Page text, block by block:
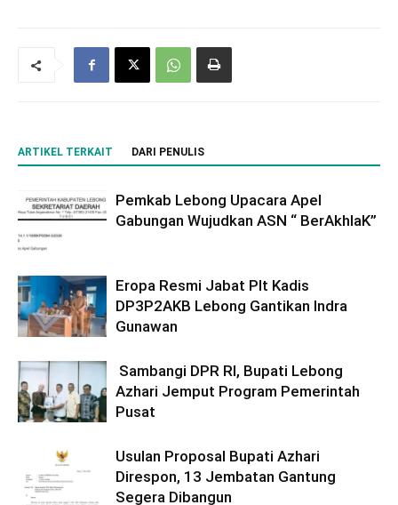
ARTIKEL TERKAIT DARI PENULIS
Pemkab Lebong Upacara Apel
Gabungan Wujudkan ASN “ BerAkhlaK”
Eropa Resmi Jabat Plt Kadis
DP3P2AKB Lebong Gantikan Indra
Gunawan
Sambangi DPR RI, Bupati Lebong
Azhari Jemput Program Pemerintah
Pusat
Usulan Proposal Bupati Azhari
Direspon, 13 Jembatan Gantung
Segera Dibangun